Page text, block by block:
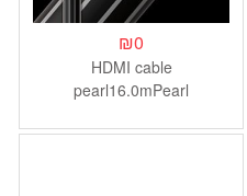
₪0
HDMI cable
pearl16.0mPearl